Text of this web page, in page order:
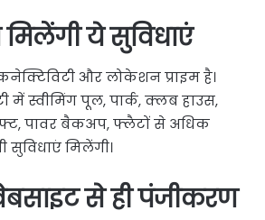
ये सुविधाएं
और लोकेशन प्राइम है।
में स्वीमिंग पूल, पार्क, क्लब हाउस,
पावर बैकअप, फ्लैटों से अधिक
सुविधाएं मिलेंगी।
से ही पंजीकरण